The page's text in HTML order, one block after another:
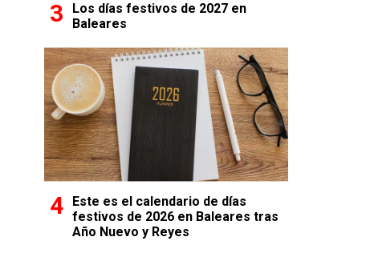
Los días festivos de 2027 en
Baleares
Este es el calendario de días
festivos de 2026 en Baleares tras
Año Nuevo y Reyes